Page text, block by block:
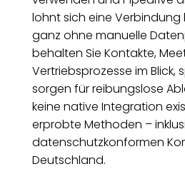
lohnt sich eine Verbindung
ganz ohne manuelle
behalten Sie Kontakte,
Vertriebsprozesse im Blick,
sorgen für reibungslose
keine native Integration
erprobte Methoden –
datenschutzkonformen
Deutschland.